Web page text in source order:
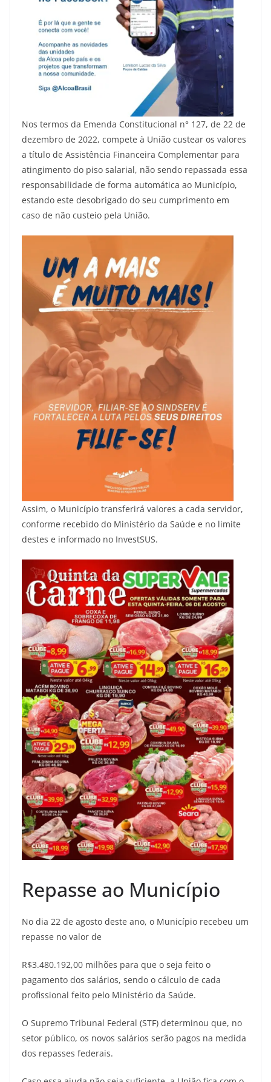
Nos termos da Emenda Constitucional n° 127, de 22 de
dezembro de 2022, compete à União custear os valores
a título de Assistência Financeira Complementar para
atingimento do piso salarial, não sendo repassada essa
responsabilidade de forma automática ao Município,
estando este desobrigado do seu cumprimento em
caso de não custeio pela União.
Assim, o Município transferirá valores a cada servidor,
conforme recebido do Ministério da Saúde e no limite
destes e informado no InvestSUS.
Repasse ao Município
No dia 22 de agosto deste ano, o Município recebeu um
repasse no valor de
R$3.480.192,00 milhões para que o seja feito o
pagamento dos salários, sendo o cálculo de cada
profissional feito pelo Ministério da Saúde.
O Supremo Tribunal Federal (STF) determinou que, no
setor público, os novos salários serão pagos na medida
dos repasses federais.